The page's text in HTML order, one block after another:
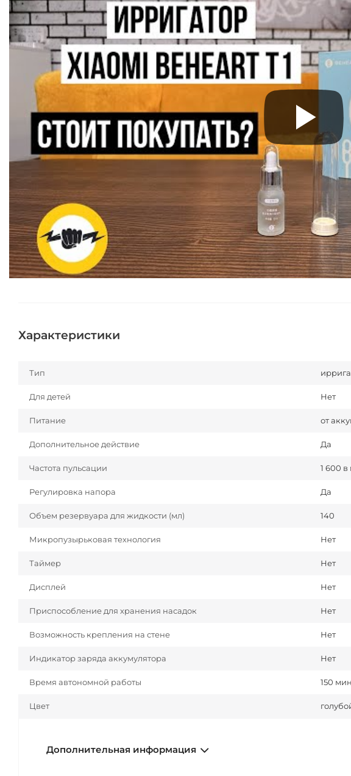
Характеристики
Тип
Для детей Нет
Питание от
Дополнительное действие Да
Частота пульсации 1 600 в
Регулировка напора Да
Объем резервуара для жидкости (мл) 140
Микропузырьковая технология Нет
Таймер Нет
Дисплей Нет
Приспособление для хранения насадок Нет
Возможность крепления на стене Нет
Индикатор заряда аккумулятора Нет
Время автономной работы 150 мин
Цвет
Дополнительная информация